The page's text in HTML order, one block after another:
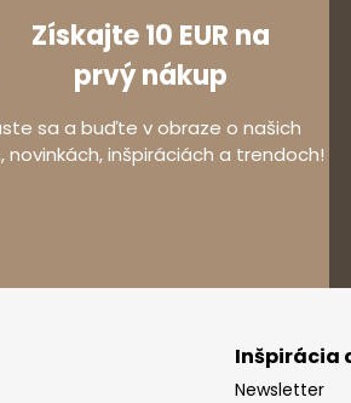
Získajte 10 EUR na
prvý nákup
sa a buďte v obraze o našich
novinkách, inšpiráciách a trendoch!
Inšpirácia
Newsletter